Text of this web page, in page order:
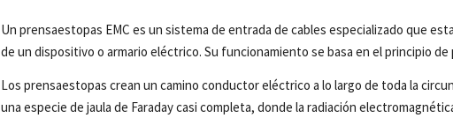
Un prensaestopas EMC es un sistema de entrada de cables especializado que
de un dispositivo o armario eléctrico. Su funcionamiento se basa en el principio de
Los prensaestopas crean un camino conductor eléctrico a lo largo de toda la
una especie de jaula de Faraday casi completa, donde la radiación